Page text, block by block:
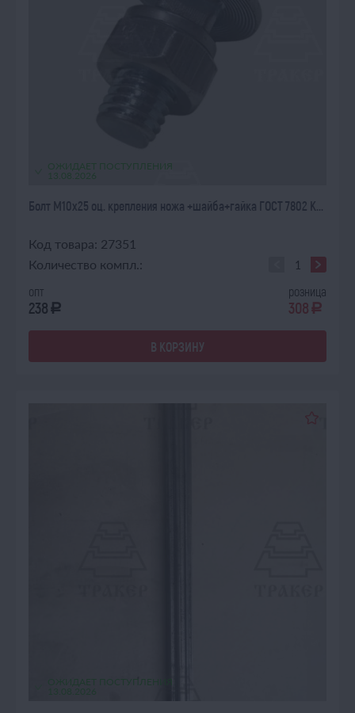
ОЖИДАЕТ ПОСТУПЛЕНИЯ
13.08.2026
Болт М10х25 оц. крепления ножа +шайба+гайка ГОСТ 7802 К...
Код товара: 27351
Количество компл.:
опт
238 a
розница
308 a
В КОРЗИНУ